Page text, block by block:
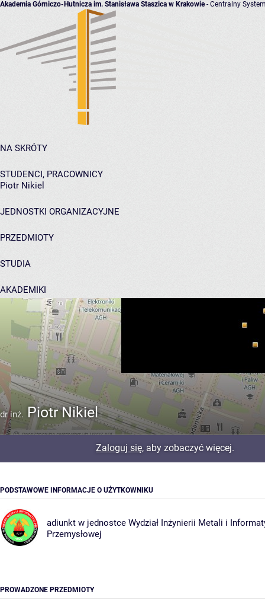
Akademia Górniczo-Hutnicza im. Stanisława Staszica w Krakowie- Centralny
NA SKRÓTY
STUDENCI, PRACOWNICY
Piotr Nikiel
JEDNOSTKI ORGANIZACYJNE
PRZEDMIOTY
STUDIA
AKADEMIKI
POMOC
dr inż. Piotr Nikiel
Zaloguj się, aby zobaczyć więcej.
PODSTAWOWE INFORMACJE O UŻYTKOWNIKU
adiunkt w jednostce Wydział Inżynierii Metali i
Przemysłowej
PROWADZONE PRZEDMIOTY